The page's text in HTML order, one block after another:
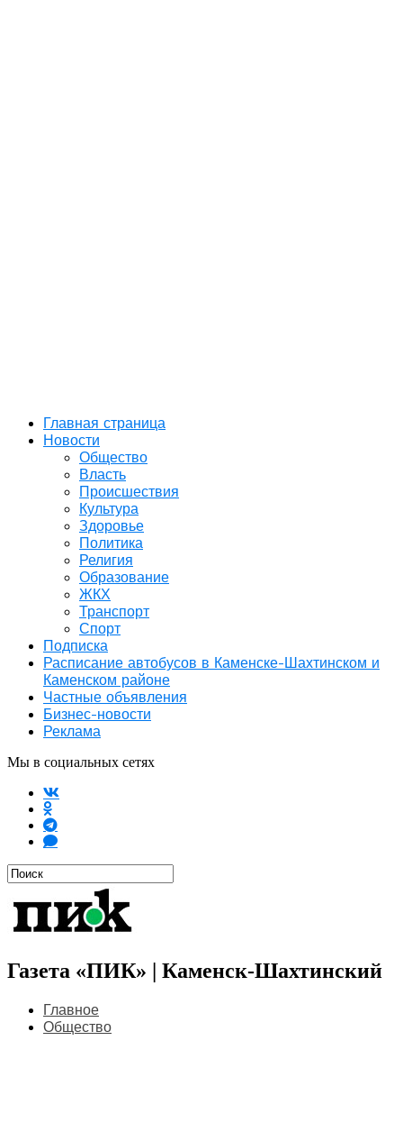
Главная страница
Новости
Общество
Власть
Происшествия
Культура
Здоровье
Политика
Религия
Образование
ЖКХ
Транспорт
Спорт
Подписка
Расписание автобусов в Каменске-Шахтинском и
Каменском районе
Частные объявления
Бизнес-новости
Реклама
Мы в социальных сетях
Газета «ПИК» | Каменск-Шахтинский
Главное
Общество